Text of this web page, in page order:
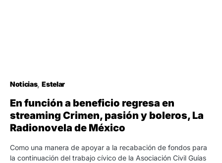
Noticias Estelar
En función a beneficio regresa en
streaming Crimen, pasión y boleros, La
Radionovela de México
Como una manera de apoyar a la recabación de fondos para
la continuación del trabajo cívico de la Asociación Civil Guías